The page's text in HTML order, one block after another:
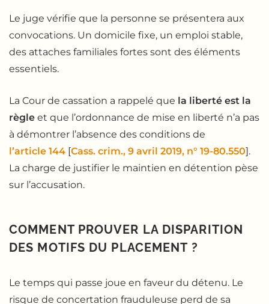
Le juge vérifie que la personne se présentera aux
convocations. Un domicile fixe, un emploi stable,
des attaches familiales fortes sont des éléments
essentiels.
La Cour de cassation a rappelé que la liberté est la
règle et que l’ordonnance de mise en liberté n’a pas
à démontrer l’absence des conditions de
l’article 144 [Cass. crim., 9 avril 2019, n° 19-80.550].
La charge de justifier le maintien en détention pèse
sur l’accusation.
COMMENT PROUVER LA DISPARITION
DES MOTIFS DU PLACEMENT ?
Le temps qui passe joue en faveur du détenu. Le
risque de concertation frauduleuse perd de sa